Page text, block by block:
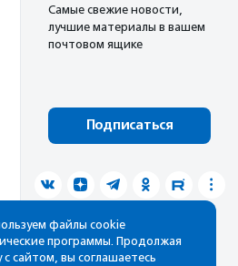
Cамые свежие новости,
лучшие материалы в вашем
почтовом ящике
Подписаться
файлы cookie
программы. Продолжая
с сайтом, вы соглашаетесь